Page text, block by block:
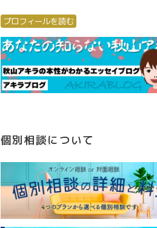
プロフィールを読む
個別相談について